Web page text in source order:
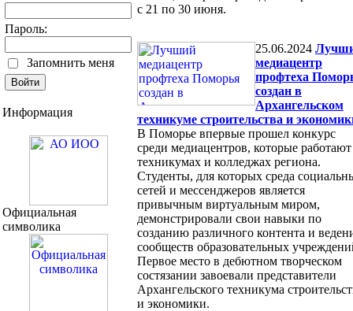
Пароль:
Запомнить меня
Информация
Официальная
символика
с 21 по 30 июня.
25.06.2024
медиацентр
профтеха
создан в
Архангельском
техникуме строительства и
В Поморье впервые прошел конкурс
среди медиацентров, которые
техникумах и колледжах региона.
Студенты, для которых среда
сетей и мессенджеров является
привычным виртуальным миром,
демонстрировали свои навыки по
созданию различного контента и
сообществ образовательных
Первое место в дебютном творческом
состязании завоевали представители
Архангельского техникума
и экономики.